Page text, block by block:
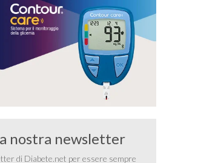
nostra newsletter
di Diabete.net per essere sempre